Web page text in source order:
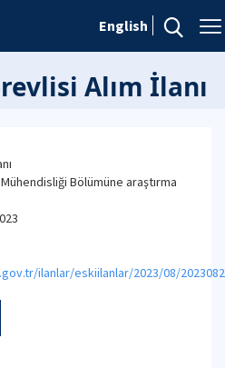
English
Alım İlanı
Bölümüne araştırma
ilanlar/eskiilanlar/2023/08/